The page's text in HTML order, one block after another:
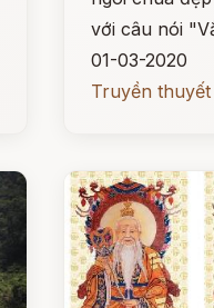
với câu nói
01-03-2020
Truyền thuyết